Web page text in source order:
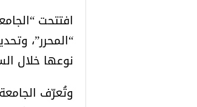
افتتحت
“المحرر”،
نوعها خلال
وتُعرّف